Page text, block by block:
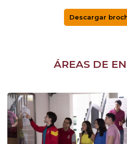
Descargar
ÁREAS DE